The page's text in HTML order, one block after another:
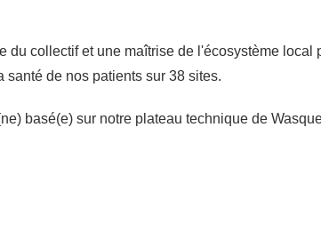
du collectif et une maîtrise de l'écosystème
de nos patients sur 38 sites.
basé(e) sur notre plateau technique de